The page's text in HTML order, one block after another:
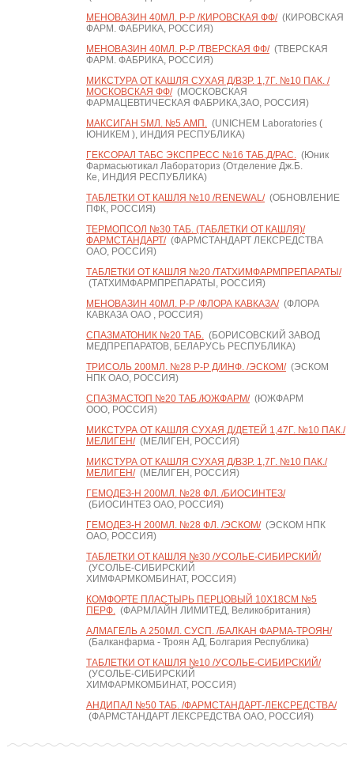
МЕНОВАЗИН 40МЛ. Р-Р /КИРОВСКАЯ ФФ/(КИРОВСКАЯ
ФАРМ. ФАБРИКА, РОССИЯ)
МЕНОВАЗИН 40МЛ. Р-Р /ТВЕРСКАЯ ФФ/(ТВЕРСКАЯ
ФАРМ. ФАБРИКА, РОССИЯ)
МИКСТУРА ОТ КАШЛЯ СУХАЯ Д/ВЗР. 1,7Г. №10 ПАК. /
МОСКОВСКАЯ ФФ/(МОСКОВСКАЯ
ФАРМАЦЕВТИЧЕСКАЯ ФАБРИКА,ЗАО, РОССИЯ)
МАКСИГАН 5МЛ. №5 АМП.(UNICHEM Laboratories (
ЮНИКЕМ ), ИНДИЯ РЕСПУБЛИКА)
ГЕКСОРАЛ ТАБС ЭКСПРЕСС №16 ТАБ.Д/РАС.(Юник
Фармасьютикал Лабораториз (Отделение Дж.Б.
Ке, ИНДИЯ РЕСПУБЛИКА)
ТАБЛЕТКИ ОТ КАШЛЯ №10 /RENEWAL/(ОБНОВЛЕНИЕ
ПФК, РОССИЯ)
ТЕРМОПСОЛ №30 ТАБ. (ТАБЛЕТКИ ОТ КАШЛЯ)/
ФАРМСТАНДАРТ/(ФАРМСТАНДАРТ ЛЕКСРЕДСТВА
ОАО, РОССИЯ)
ТАБЛЕТКИ ОТ КАШЛЯ №20 /ТАТХИМФАРМПРЕПАРАТЫ/
(ТАТХИМФАРМПРЕПАРАТЫ, РОССИЯ)
МЕНОВАЗИН 40МЛ. Р-Р /ФЛОРА КАВКАЗА/(ФЛОРА
КАВКАЗА ОАО , РОССИЯ)
СПАЗМАТОНИК №20 ТАБ.(БОРИСОВСКИЙ ЗАВОД
МЕДПРЕПАРАТОВ, БЕЛАРУСЬ РЕСПУБЛИКА)
ТРИСОЛЬ 200МЛ. №28 Р-Р Д/ИНФ. /ЭСКОМ/(ЭСКОМ
НПК ОАО, РОССИЯ)
СПАЗМАСТОП №20 ТАБ./ЮЖФАРМ/(ЮЖФАРМ
ООО, РОССИЯ)
МИКСТУРА ОТ КАШЛЯ СУХАЯ Д/ДЕТЕЙ 1,47Г. №10 ПАК./
МЕЛИГЕН/(МЕЛИГЕН, РОССИЯ)
МИКСТУРА ОТ КАШЛЯ СУХАЯ Д/ВЗР. 1,7Г. №10 ПАК./
МЕЛИГЕН/(МЕЛИГЕН, РОССИЯ)
ГЕМОДЕЗ-Н 200МЛ. №28 ФЛ. /БИОСИНТЕЗ/
(БИОСИНТЕЗ ОАО, РОССИЯ)
ГЕМОДЕЗ-Н 200МЛ. №28 ФЛ. /ЭСКОМ/(ЭСКОМ НПК
ОАО, РОССИЯ)
ТАБЛЕТКИ ОТ КАШЛЯ №30 /УСОЛЬЕ-СИБИРСКИЙ/
(УСОЛЬЕ-СИБИРСКИЙ
ХИМФАРМКОМБИНАТ, РОССИЯ)
КОМФОРТЕ ПЛАСТЫРЬ ПЕРЦОВЫЙ 10Х18СМ №5
ПЕРФ.(ФАРМЛАЙН ЛИМИТЕД, Великобритания)
АЛМАГЕЛЬ А 250МЛ. СУСП. /БАЛКАН ФАРМА-ТРОЯН/
(Балканфарма - Троян АД, Болгария Республика)
ТАБЛЕТКИ ОТ КАШЛЯ №10 /УСОЛЬЕ-СИБИРСКИЙ/
(УСОЛЬЕ-СИБИРСКИЙ
ХИМФАРМКОМБИНАТ, РОССИЯ)
АНДИПАЛ №50 ТАБ. /ФАРМСТАНДАРТ-ЛЕКСРЕДСТВА/
(ФАРМСТАНДАРТ ЛЕКСРЕДСТВА ОАО, РОССИЯ)